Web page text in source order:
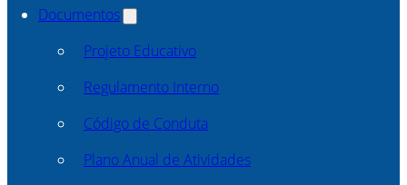
Documentos
Projeto Educativo
Regulamento Interno
Código de Conduta
Plano Anual de Atividades